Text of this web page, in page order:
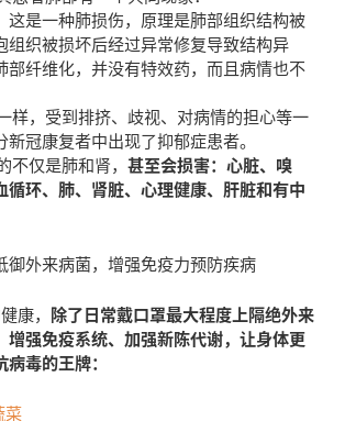
是一种肺损伤，原理是肺部组织结构被
组织被损坏后经过异常修复导致结构异
部纤维化，并没有特效药，而且病情也不
样，受到排挤、歧视、对病情的担心等一
冠康复者中出现了抑郁症患者。
不仅是肺和肾，甚至会损害：心脏、嗅
循环、肺、肾脏、心理健康、肝脏和有中
御外来病菌，增强免疫力预防疾病
康， 除了日常戴口罩最大程度上隔绝外来
增强免疫系统、加强新陈代谢，让身体更
毒的王牌：
菜